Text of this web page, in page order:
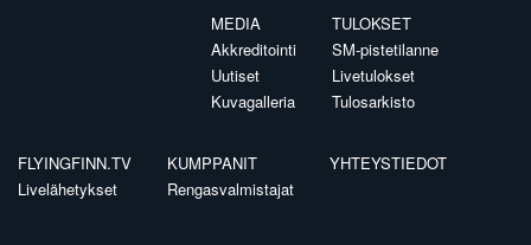
MEDIA
Akkreditointi
Uutiset
Kuvagalleria
TULOKSET
SM-pistetilanne
Livetulokset
Tulosarkisto
FLYINGFINN.TV
Livelähetykset
KUMPPANIT
Rengasvalmistajat
YHTEYSTIEDOT